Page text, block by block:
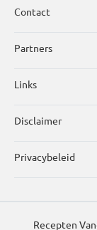
Contact
Partners
Links
Disclaimer
Privacybeleid
Recepten